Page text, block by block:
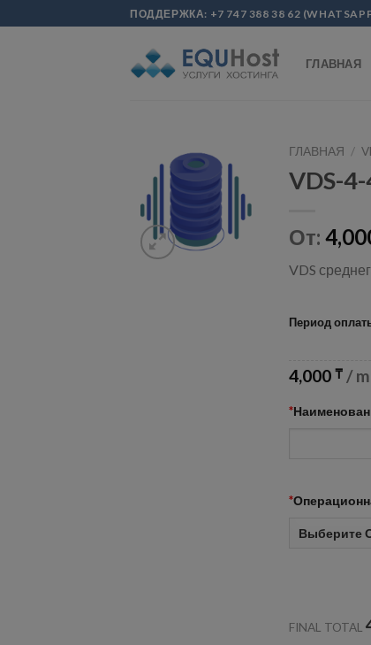
to
ПОДДЕРЖКА: +7 747 388 38 62 (
ГЛАВНАЯ
ГЛАВНАЯ /
VDS-
От:
VDS
Период
4,000 ₸ /
*
*
FINAL TOTAL